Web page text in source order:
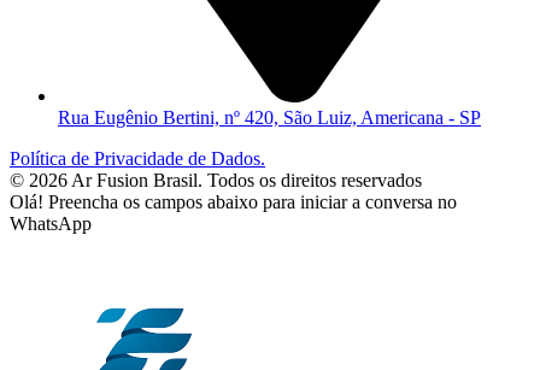
Rua Eugênio Bertini, nº 420, São Luiz, Americana - SP
Política de Privacidade de Dados.
© 2026 Ar Fusion Brasil. Todos os direitos reservados
Olá! Preencha os campos abaixo para iniciar a conversa no
WhatsApp